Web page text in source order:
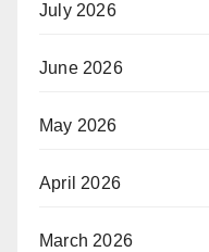
July 2026
June 2026
May 2026
April 2026
March 2026